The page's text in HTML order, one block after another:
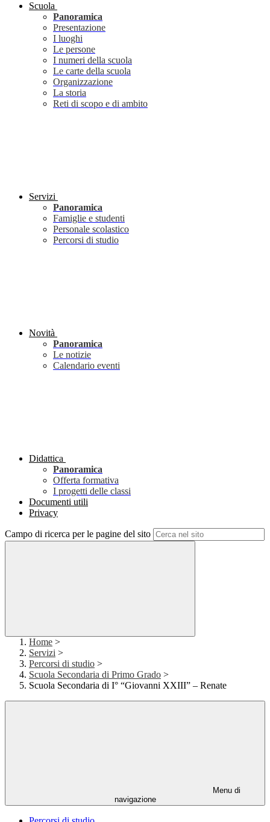
Scuola
Panoramica
Presentazione
I luoghi
Le persone
I numeri della scuola
Le carte della scuola
Organizzazione
La storia
Reti di scopo e di ambito
Servizi
Panoramica
Famiglie e studenti
Personale scolastico
Percorsi di studio
Novità
Panoramica
Le notizie
Calendario eventi
Didattica
Panoramica
Offerta formativa
I progetti delle classi
Documenti utili
Privacy
Campo di ricerca per le pagine del sito
Home >
Servizi >
Percorsi di studio >
Scuola Secondaria di Primo Grado >
Scuola Secondaria di I° “Giovanni XXIII” – Renate
Menu di
navigazione